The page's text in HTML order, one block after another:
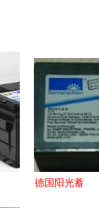
德国阳光蓄